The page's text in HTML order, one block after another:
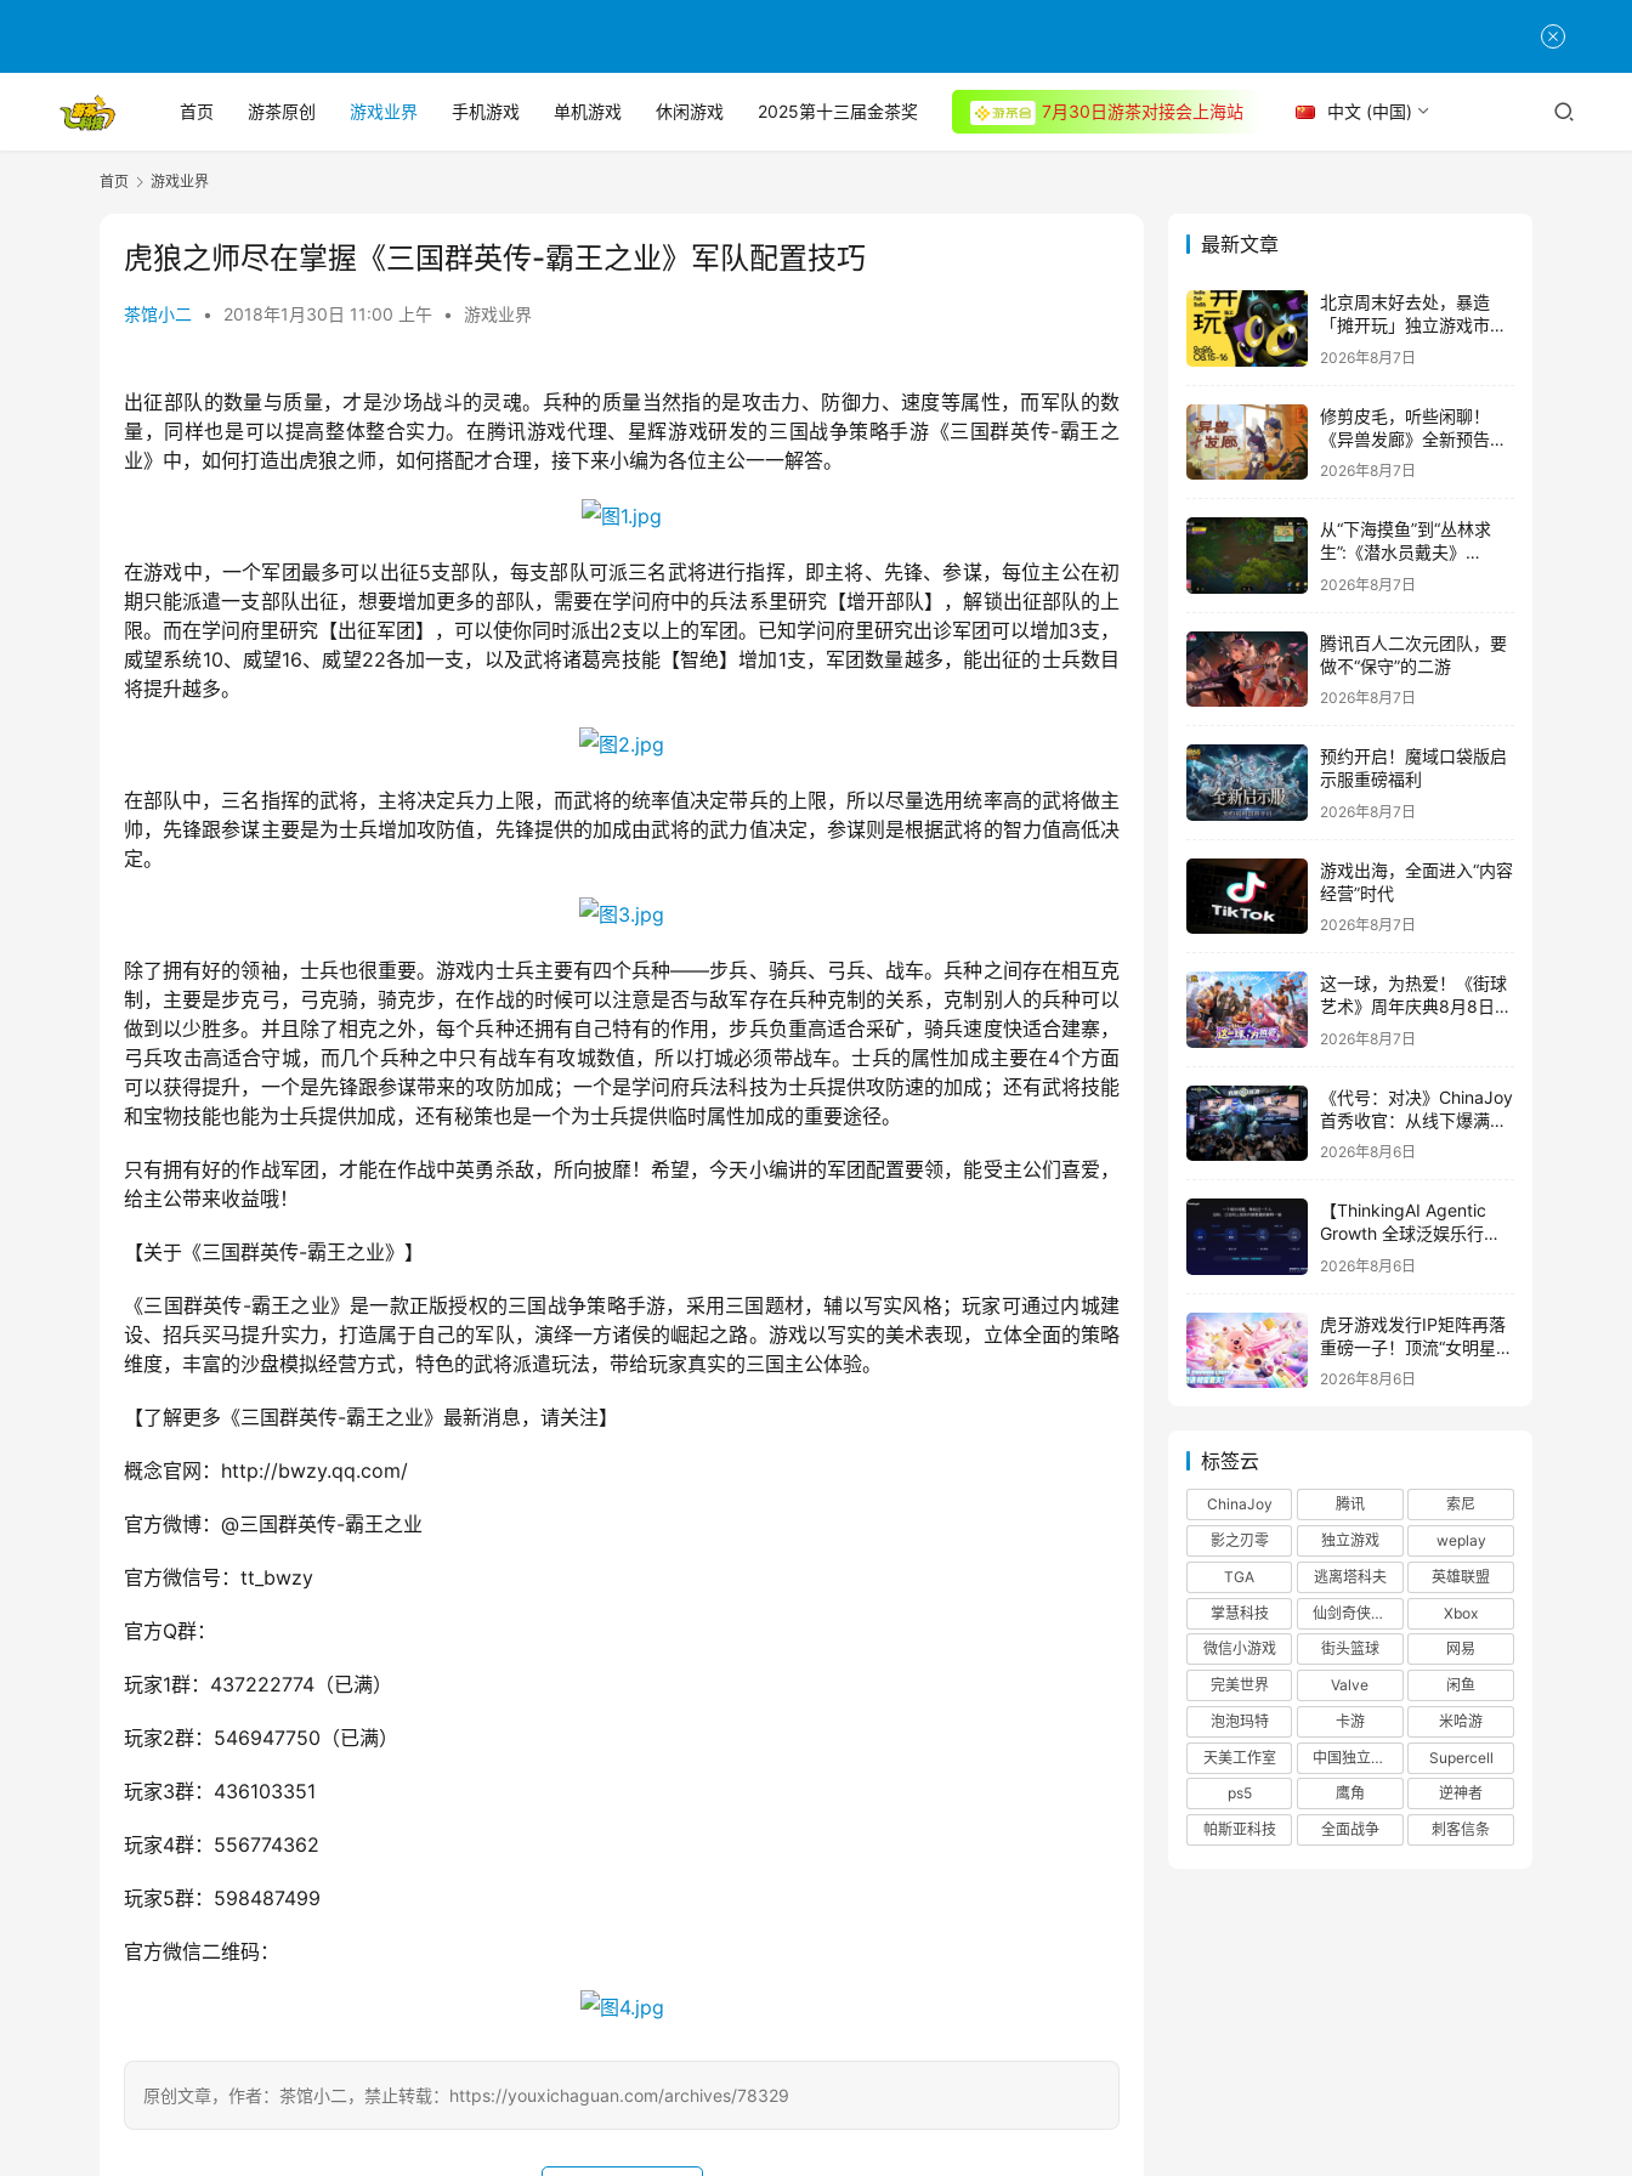
首页 游茶原创 游戏业界 手机游戏 单机游戏 休闲游戏 2025第十三届金茶奖 7月30日游茶对接会上海站 中文 (中国)
首页 游戏业界
虎狼之师尽在掌握《三国群英传-霸王之业》军队配置技巧
茶馆小二 • 2018年1月30日 11:00 上午 • 游戏业界
出征部队的数量与质量，才是沙场战斗的灵魂。兵种的质量当然指的是攻击力、防御力、速度等属性，而军队的数
量，同样也是可以提高整体整合实力。在腾讯游戏代理、星辉游戏研发的三国战争策略手游《三国群英传-霸王之
业》中，如何打造出虎狼之师，如何搭配才合理，接下来小编为各位主公一一解答。
在游戏中，一个军团最多可以出征5支部队，每支部队可派三名武将进行指挥，即主将、先锋、参谋，每位主公在初
期只能派遣一支部队出征，想要增加更多的部队，需要在学问府中的兵法系里研究【增开部队】，解锁出征部队的上
限。而在学问府里研究【出征军团】，可以使你同时派出2支以上的军团。已知学问府里研究出诊军团可以增加3支，
威望系统10、威望16、威望22各加一支，以及武将诸葛亮技能【智绝】增加1支，军团数量越多，能出征的士兵数目
将提升越多。
在部队中，三名指挥的武将，主将决定兵力上限，而武将的统率值决定带兵的上限，所以尽量选用统率高的武将做主
帅，先锋跟参谋主要是为士兵增加攻防值，先锋提供的加成由武将的武力值决定，参谋则是根据武将的智力值高低决
定。
除了拥有好的领袖，士兵也很重要。游戏内士兵主要有四个兵种——步兵、骑兵、弓兵、战车。兵种之间存在相互克
制，主要是步克弓，弓克骑，骑克步，在作战的时候可以注意是否与敌军存在兵种克制的关系，克制别人的兵种可以
做到以少胜多。并且除了相克之外，每个兵种还拥有自己特有的作用，步兵负重高适合采矿，骑兵速度快适合建寨，
弓兵攻击高适合守城，而几个兵种之中只有战车有攻城数值，所以打城必须带战车。士兵的属性加成主要在4个方面
可以获得提升，一个是先锋跟参谋带来的攻防加成；一个是学问府兵法科技为士兵提供攻防速的加成；还有武将技能
和宝物技能也能为士兵提供加成，还有秘策也是一个为士兵提供临时属性加成的重要途径。
只有拥有好的作战军团，才能在作战中英勇杀敌，所向披靡！希望，今天小编讲的军团配置要领，能受主公们喜爱，
给主公带来收益哦！
【关于《三国群英传-霸王之业》】
《三国群英传-霸王之业》是一款正版授权的三国战争策略手游，采用三国题材，辅以写实风格；玩家可通过内城建
设、招兵买马提升实力，打造属于自己的军队，演绎一方诸侯的崛起之路。游戏以写实的美术表现，立体全面的策略
维度，丰富的沙盘模拟经营方式，特色的武将派遣玩法，带给玩家真实的三国主公体验。
【了解更多《三国群英传-霸王之业》最新消息，请关注】
概念官网：http://bwzy.qq.com/
官方微博：@三国群英传-霸王之业
官方微信号：tt_bwzy
官方Q群：
玩家1群：437222774（已满）
玩家2群：546947750（已满）
玩家3群：436103351
玩家4群：556774362
玩家5群：598487499
官方微信二维码：
原创文章，作者：茶馆小二，禁止转载：https://youxichaguan.com/archives/78329
最新文章
北京周末好去处，暴造
「摊开玩」独立游戏市集
正式开票！
2026年8月7日
修剪皮毛，听些闲聊！
《异兽发廊》全新预告与
Steam免费试玩公开
2026年8月7日
从“下海摸鱼”到“丛林求
生”:《潜水员戴夫》
DLC《丛林》移动端定档
8月14日
2026年8月7日
腾讯百人二次元团队，要
做不“保守”的二游
2026年8月7日
预约开启！魔域口袋版启
示服重磅福利
2026年8月7日
游戏出海，全面进入“内容
经营”时代
2026年8月7日
这一球，为热爱！《街球
艺术》周年庆典8月8日正
式上线，多重福利与全新
内容同步开启
2026年8月7日
《代号：对决》ChinaJoy
首秀收官：从线下爆满看
见玩家的真实期待
2026年8月6日
【ThinkingAI Agentic
Growth 全球泛娱乐行业
峰会】Agent 时代，人到
底负责什么
2026年8月6日
虎牙游戏发行IP矩阵再落
重磅一子！顶流“女明星”
ZANMANG LOOPY 正版
2026年8月6日
标签云
ChinaJoy 腾讯
索尼
影之刃零
独立游戏
weplay
TGA
逃离塔科夫
英雄联盟
掌慧科技
仙剑奇侠传四
Xbox
微信小游戏
街头篮球
网易
完美世界
Valve
闲鱼
泡泡玛特
卡游
米哈游
天美工作室
中国独立游戏联盟
Supercell
ps5
鹰角
逆神者
帕斯亚科技
全面战争 刺客信条